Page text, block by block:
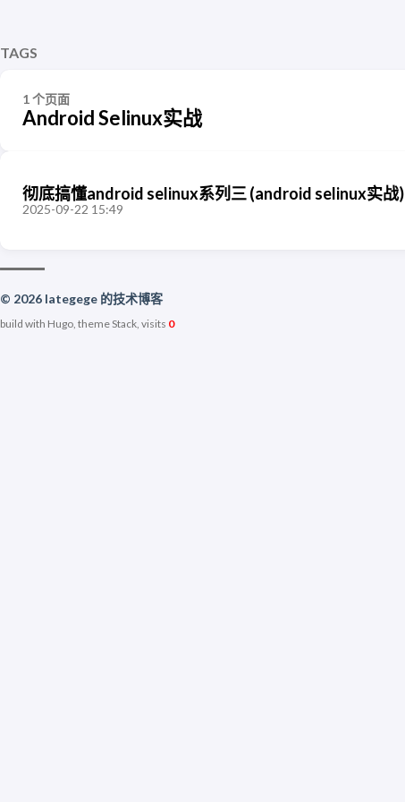
TAGS
1 个页面
Android Selinux实战
彻底搞懂android selinux系列三 (android selinux实战)
2025-09-22 15:49
© 2026 lategege 的技术博客
build with Hugo, theme Stack, visits 0